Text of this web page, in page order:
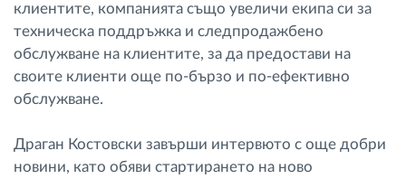
клиентите, компанията също увеличи екипа си за
техническа поддръжка и следпродажбено
обслужване на клиентите, за да предостави на
своите клиенти още по-бързо и по-ефективно
обслужване.
Драган Костовски завърши интервюто с още добри
новини, като обяви стартирането на ново